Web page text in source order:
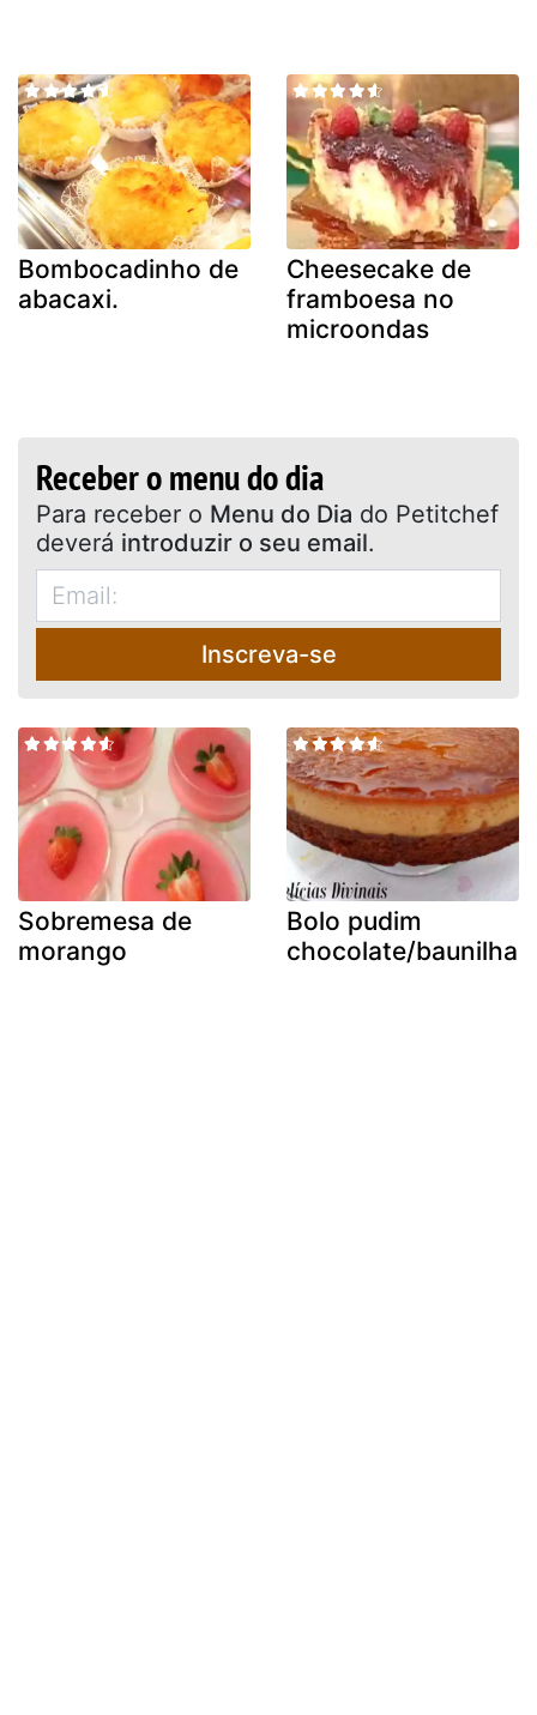
Bombocadinho de
abacaxi.
Cheesecake de
framboesa no
microondas
Receber o menu do dia
Para receber o Menu do Dia do Petitchef
deverá introduzir o seu email.
Inscreva-se
Sobremesa de
morango
Bolo pudim
chocolate/baunilha